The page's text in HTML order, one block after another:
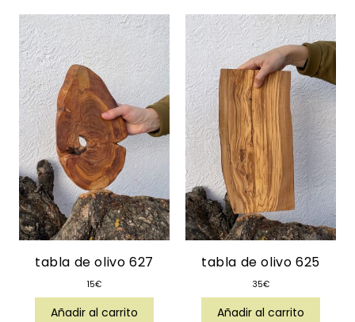
tabla de olivo 627
15€
Añadir al carrito
tabla de olivo 625
35€
Añadir al carrito